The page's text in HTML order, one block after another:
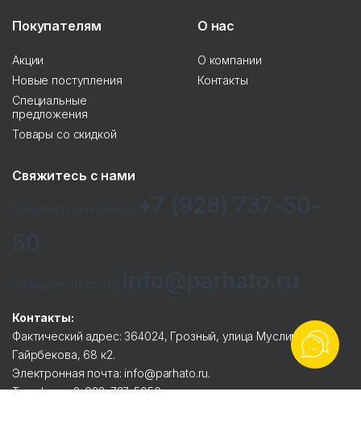
Покупателям
Акции
Новые поступления
Специальные
предложения
Товары со скидкой
О нас
О компании
Контакты
Свяжитесь с нами
Контакты:
Фактический адрес: 364024, Грозный, улица Муслима
Гайрбекова, 68 к2.
Электронная почта: info@parhato.ru.
Телефоны: 8-928-737-5050.